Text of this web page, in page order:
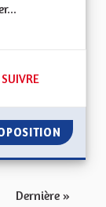
publics en
50 ABONNÉS
SUIVRE
Dernière »